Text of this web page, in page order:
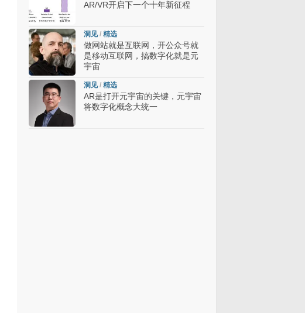
AR/VR开启下一个十年新征程
洞见/ 精选
做网站就是互联网，开公众号就
是移动互联网，搞数字化就是元
宇宙
洞见/ 精选
AR是打开元宇宙的关键，元宇宙
将数字化概念大统一